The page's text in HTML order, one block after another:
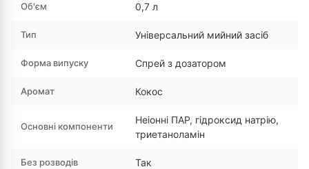
Об'єм 0,7 л
Тип Універсальний мийний засіб
Форма випуску Спрей з дозатором
Аромат Кокос
Основні компоненти
Неіонні ПАР, гідроксид натрію,
триетаноламін
Без розводів Так